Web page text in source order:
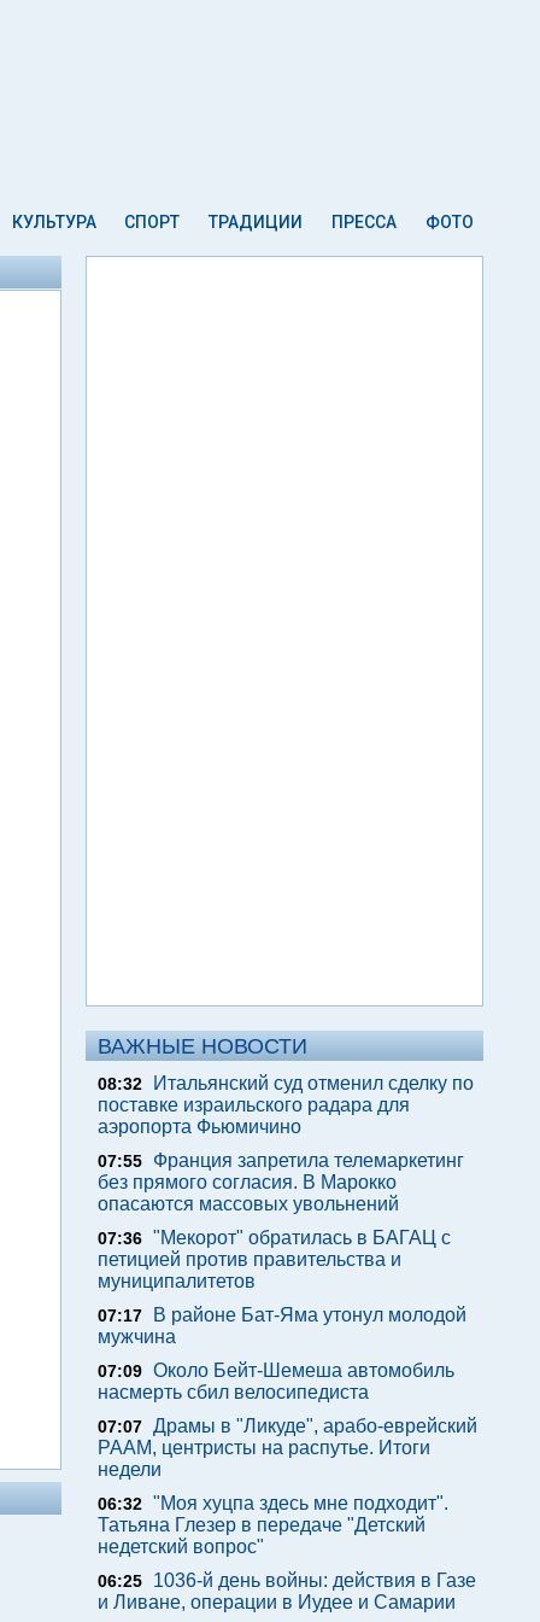
КУЛЬТУРА СПОРТ ТРАДИЦИИ ПРЕССА ФОТО
ВАЖНЫЕ НОВОСТИ
08:32
Итальянский суд отменил сделку по
поставке израильского радара для
аэропорта Фьюмичино
07:55
Франция запретила телемаркетинг
без прямого согласия. В Марокко
опасаются массовых увольнений
07:36 "Мекорот" обратилась в БАГАЦ с
петицией против правительства и
муниципалитетов
07:17
В районе Бат-Яма утонул молодой
мужчина
07:09 Около Бейт-Шемеша автомобиль
насмерть сбил велосипедиста
07:07 Драмы в "Ликуде", арабо-еврейский
РААМ, центристы на распутье. Итоги
недели
06:32 "Моя хуцпа здесь мне подходит".
Татьяна Глезер в передаче "Детский
недетский вопрос"
06:25
1036-й день войны: действия в Газе
и Ливане, операции в Иудее и Самарии